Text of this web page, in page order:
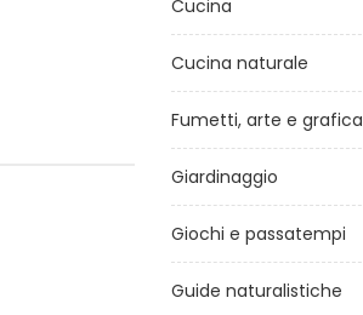
Cucina
Cucina naturale
Fumetti, arte e grafica
Giardinaggio
Giochi e passatempi
Guide naturalistiche